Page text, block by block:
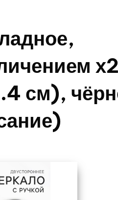
см),